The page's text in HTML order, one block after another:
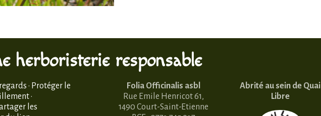
herboristerie responsable
· Protéger le
·
les
Folia Officinalis asbl
Rue Emile Henricot 61,
1490 Court-Saint-Etienne
Abrité au sein de Quai
Libre